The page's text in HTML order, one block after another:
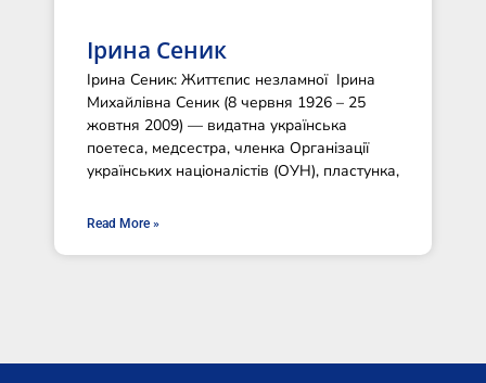
Ірина Сеник
Ірина Сеник: Життєпис незламної Ірина
Михайлівна Сеник (8 червня 1926 – 25
жовтня 2009) — видатна українська
поетеса, медсестра, членка Організації
українських націоналістів (ОУН), пластунка,
Read More »